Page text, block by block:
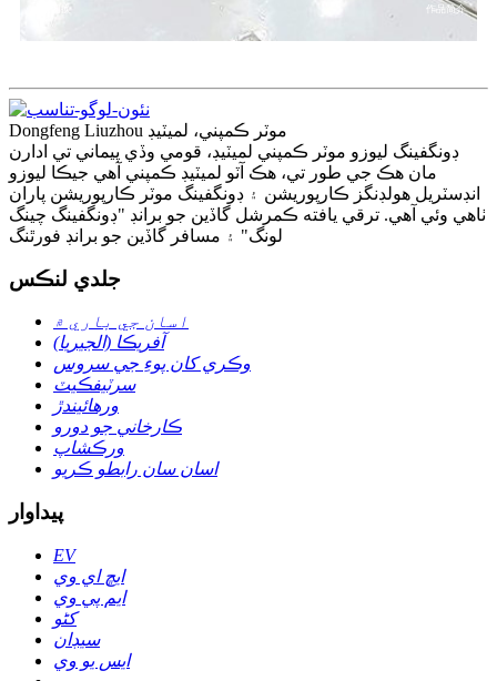
Dongfeng Liuzhou موٽر ڪمپني، لميٽيڊ
ڊونگفينگ ليوزو موٽر ڪمپني لميٽيڊ، قومي وڏي پيماني تي ادارن
مان هڪ جي طور تي، هڪ آٽو لميٽيڊ ڪمپني آهي جيڪا ليوزو
انڊسٽريل هولڊنگز ڪارپوريشن ۽ ڊونگفينگ موٽر ڪارپوريشن پاران
ٺاهي وئي آهي. ترقي يافته ڪمرشل گاڏين جو برانڊ "ڊونگفينگ چينگ
لونگ" ۽ مسافر گاڏين جو برانڊ فورٿنگ
جلدي لنڪس
اسان جي باري ۾
آفريڪا (الجيريا)
وڪري کان پوءِ جي سروس
سرٽيفڪيٽ
ورهائيندڙ
ڪارخاني جو دورو
ورڪشاپ
اسان سان رابطو ڪريو
پيداوار
EV
ايڇ اي وي
ايم پي وي
کڻو
سيڊان
ايس يو وي